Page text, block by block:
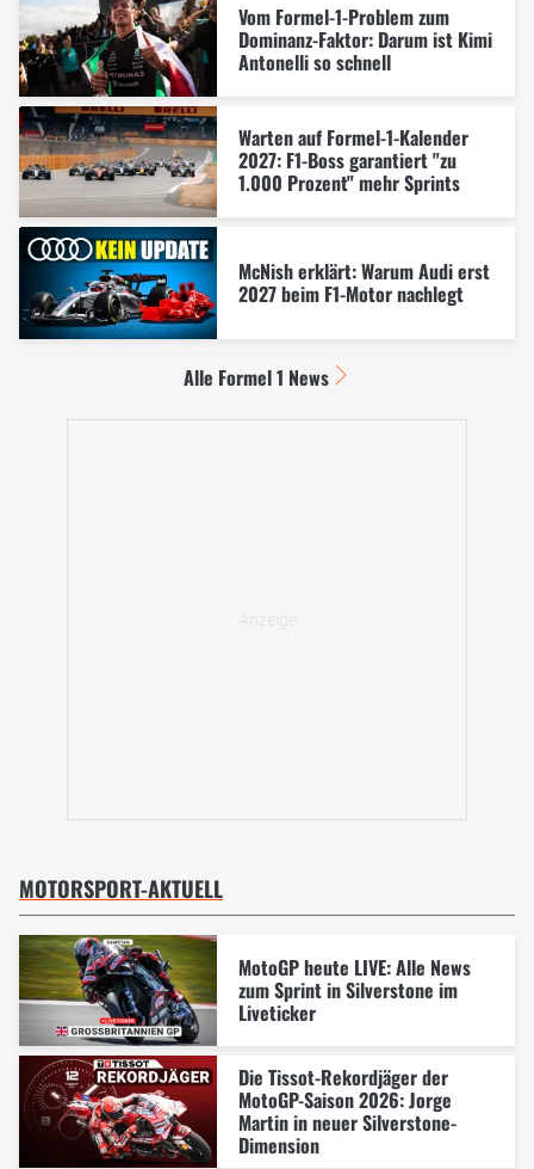
Vom Formel-1-Problem zum
Dominanz-Faktor: Darum ist Kimi
Antonelli so schnell
Warten auf Formel-1-Kalender
2027: F1-Boss garantiert "zu
1.000 Prozent" mehr Sprints
McNish erklärt: Warum Audi erst
2027 beim F1-Motor nachlegt
Alle Formel 1 News
MOTORSPORT-AKTUELL
MotoGP heute LIVE: Alle News
zum Sprint in Silverstone im
Liveticker
Die Tissot-Rekordjäger der
MotoGP-Saison 2026: Jorge
Martin in neuer Silverstone-
Dimension